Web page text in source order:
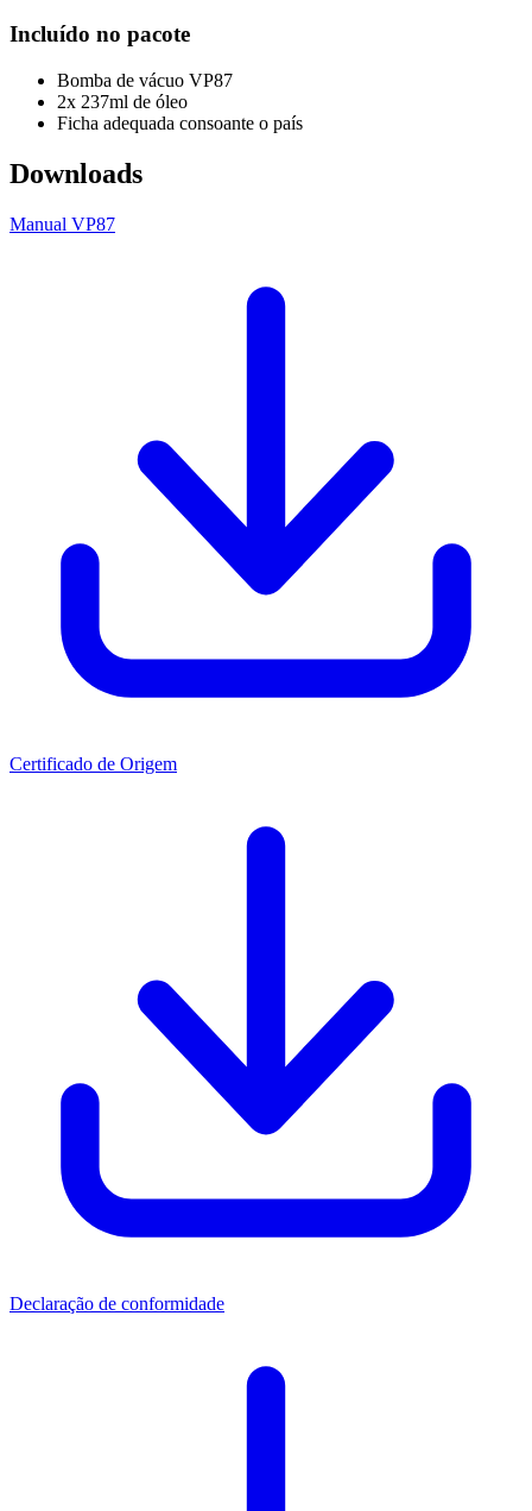
Incluído no pacote
Bomba de vácuo VP87
2x 237ml de óleo
Ficha adequada consoante o país
Downloads
Manual VP87
Certificado de Origem
Declaração de conformidade